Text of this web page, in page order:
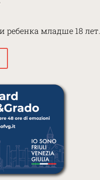
ребенка младше 18 лет.